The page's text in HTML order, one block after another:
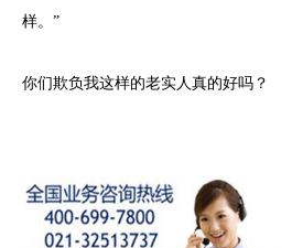
样。”
你们欺负我这样的老实人真的好吗？